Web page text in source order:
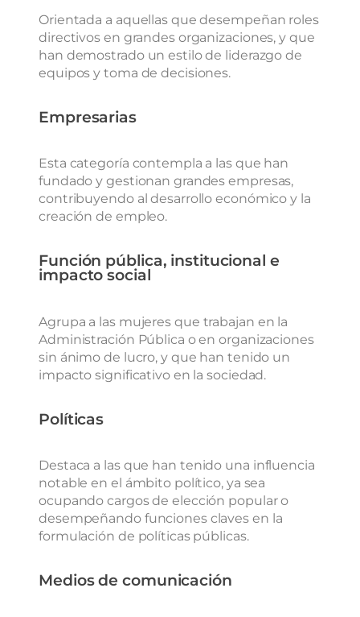
Orientada a aquellas que desempeñan roles
directivos en grandes organizaciones, y que
han demostrado un estilo de liderazgo de
equipos y toma de decisiones.
Empresarias
Esta categoría contempla a las que han
fundado y gestionan grandes empresas,
contribuyendo al desarrollo económico y la
creación de empleo.
Función pública, institucional e
impacto social
Agrupa a las mujeres que trabajan en la
Administración Pública o en organizaciones
sin ánimo de lucro, y que han tenido un
impacto significativo en la sociedad.
Políticas
Destaca a las que han tenido una influencia
notable en el ámbito político, ya sea
ocupando cargos de elección popular o
desempeñando funciones claves en la
formulación de políticas públicas.
Medios de comunicación